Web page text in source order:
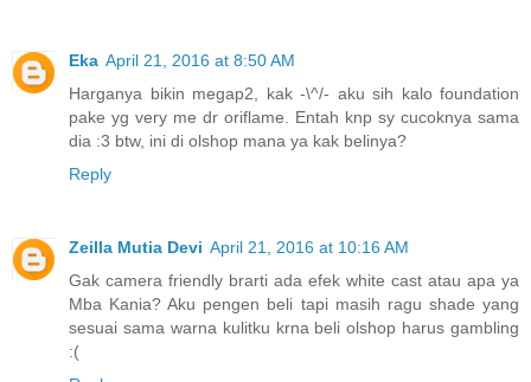
Eka April 21, 2016 at 8:50 AM
Harganya bikin megap2, kak -\^/- aku sih kalo foundation
pake yg very me dr oriflame. Entah knp sy cucoknya sama
dia :3 btw, ini di olshop mana ya kak belinya?
Reply
Zeilla Mutia Devi April 21, 2016 at 10:16 AM
Gak camera friendly brarti ada efek white cast atau apa ya
Mba Kania? Aku pengen beli tapi masih ragu shade yang
sesuai sama warna kulitku krna beli olshop harus gambling
:(